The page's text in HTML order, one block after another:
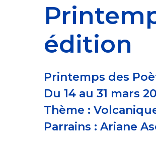
édition
Printemps des
Du 14 au 31 mars
Thème :
Parrains : Ariane